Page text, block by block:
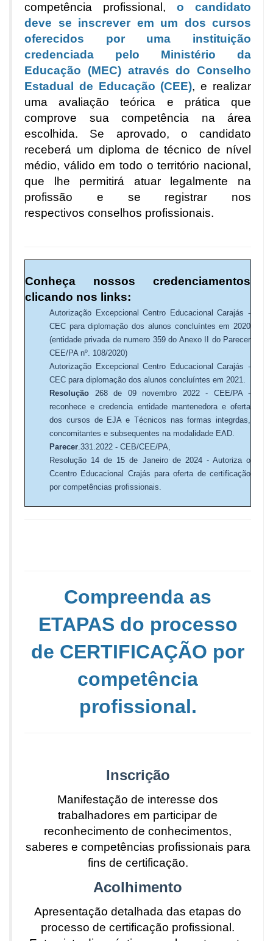
competência profissional, o candidato
deve se inscrever em um dos cursos
oferecidos por uma instituição
credenciada pelo Ministério da
Educação (MEC) através do Conselho
Estadual de Educação (CEE), e realizar
uma avaliação teórica e prática que
comprove sua competência na área
escolhida. Se aprovado, o candidato
receberá um diploma de técnico de nível
médio, válido em todo o território nacional,
que lhe permitirá atuar legalmente na
profissão e se registrar nos
respectivos conselhos profissionais.
Conheça nossos credenciamentos
clicando nos links:
Autorização Excepcional Centro Educacional Carajás -
CEC para diplomação dos alunos concluíntes em 2020
(entidade privada de numero 359 do Anexo II do Parecer
CEE/PA nº. 108/2020)
Autorização Excepcional Centro Educacional Carajás -
CEC para diplomação dos alunos concluíntes em 2021.
Resolução 268 de 09 novembro 2022 - CEE/PA -
reconhece e credencia entidade mantenedora e oferta
dos cursos de EJA e Técnicos nas formas integrdas,
concomitantes e subsequentes na modalidade EAD.
Parecer.331.2022 - CEB/CEE/PA,
Resolução 14 de 15 de Janeiro de 2024 - Autoriza o
Ccentro Educacional Crajás para oferta de certificação
por competências profissionais.
Compreenda as
ETAPAS do processo
de CERTIFICAÇÃO por
competência
profissional.
Inscrição
Manifestação de interesse dos
trabalhadores em participar de
reconhecimento de conhecimentos,
saberes e competências profissionais para
fins de certificação.
Acolhimento
Apresentação detalhada das etapas do
processo de certificação profissional.